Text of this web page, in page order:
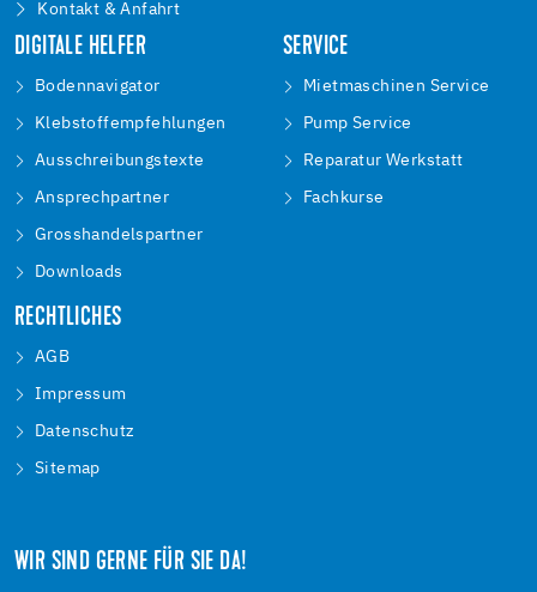
Kontakt & Anfahrt
DIGITALE HELFER
Bodennavigator
Klebstoffempfehlungen
Ausschreibungstexte
Ansprechpartner
Grosshandelspartner
Downloads
SERVICE
Mietmaschinen Service
Pump Service
Reparatur Werkstatt
Fachkurse
RECHTLICHES
AGB
Impressum
Datenschutz
Sitemap
WIR SIND GERNE FÜR SIE DA!